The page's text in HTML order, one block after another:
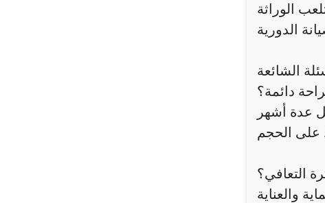
الوراثة
الشائعة
دائمة؟
عدة أشهر
التعافي؟
والعناية